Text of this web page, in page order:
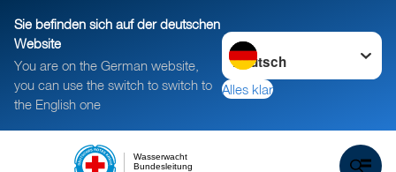
Sie befinden sich auf der deutschen
Website
You are on the German website,
you can use the switch to switch to
the English one
Sprache wechseln zu
Alles klar
Bundesleitung
Wasserwacht